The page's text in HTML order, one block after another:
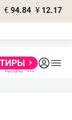
€ 94.84 ¥ 12.17